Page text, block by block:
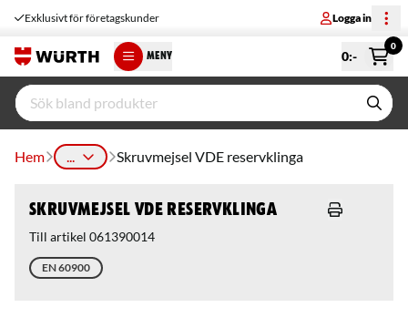
Exklusivt för företagskunder Logga in
MENY 0:-
0
Hem ... Skruvmejsel VDE reservklinga
Skruvmejsel VDE reservklinga
Till artikel 061390014
EN 60900